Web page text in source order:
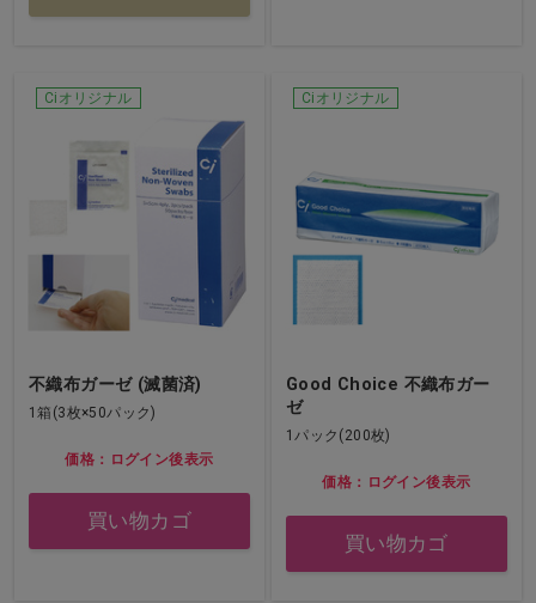
Ciオリジナル
不織布ガーゼ (滅菌済)
1箱(3枚×50パック)
価格：ログイン後表示
買い物カゴ
Ciオリジナル
Good Choice 不織布ガー
ゼ
1パック(200枚)
価格：ログイン後表示
買い物カゴ